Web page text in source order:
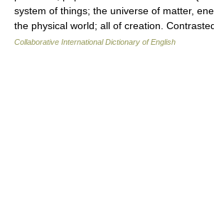
system of things; the universe of matter,
the physical world; all of creation.
Collaborative International Dictionary of English